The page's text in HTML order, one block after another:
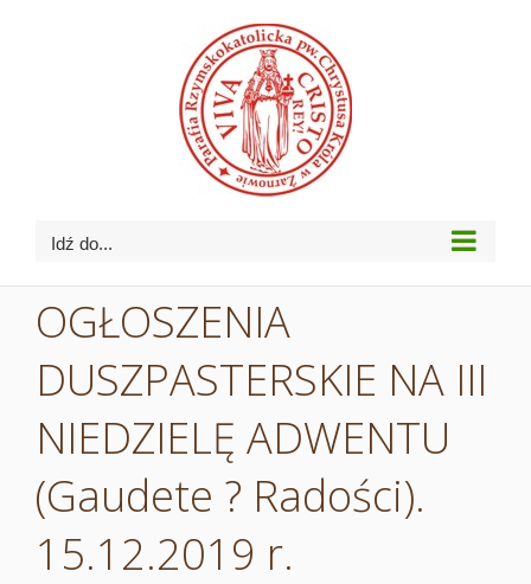
Idź do...
OGŁOSZENIA
DUSZPASTERSKIE NA III
NIEDZIELĘ ADWENTU
(Gaudete ? Radości).
15.12.2019 r.